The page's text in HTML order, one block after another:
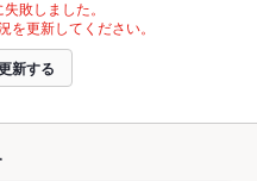
敗しました。
更新してください。
新する